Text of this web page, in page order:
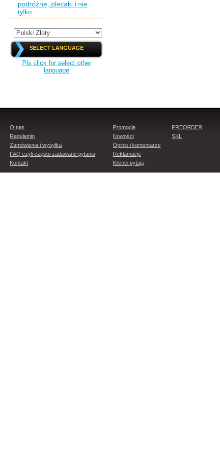
podróżne, plecaki i nie
tylko
SELECT LANGUAGE
Pls click for select other
language
O nas
Regulamin
Zamówienia i wysyłka
FAQ czyli często zadawane pytania
Kontakt
Promocje
Nowości
Opinie i komentarze
Reklamacje
Klienci pytają
PREORDER
SKL